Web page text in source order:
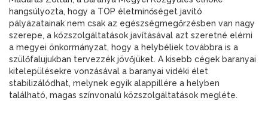
hangsúlyozta, hogy a TOP életminőséget javító
pályázatainak nem csak az egészségmegőrzésben van nagy
szerepe, a közszolgáltatások javításával azt szeretné elérni
a megyei önkormányzat, hogy a helybéliek továbbra is a
szülőfalujukban tervezzék jövőjüket. A kisebb cégek baranyai
kitelepülésekre vonzásával a baranyai vidéki élet
stabilizálódhat, melynek egyik alappillére a helyben
található, magas színvonalú közszolgáltatások megléte.